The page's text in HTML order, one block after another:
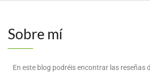
Sobre mí
En este blog podréis encontrar las reseñas